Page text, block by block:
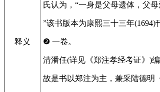
释义
氏认为，“一身是父母遗体，父
”该书版本为康熙三十三年(1694)
❷ 一卷。
清潘任(详见《郑注孝经考证》)
故是书以郑注为主，兼采陆德明